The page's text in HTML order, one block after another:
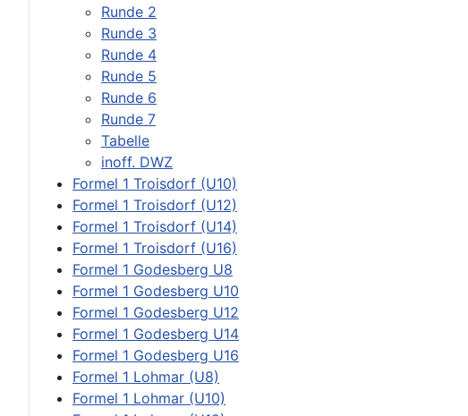
Runde 2
Runde 3
Runde 4
Runde 5
Runde 6
Runde 7
Tabelle
inoff. DWZ
Formel 1 Troisdorf (U10)
Formel 1 Troisdorf (U12)
Formel 1 Troisdorf (U14)
Formel 1 Troisdorf (U16)
Formel 1 Godesberg U8
Formel 1 Godesberg U10
Formel 1 Godesberg U12
Formel 1 Godesberg U14
Formel 1 Godesberg U16
Formel 1 Lohmar (U8)
Formel 1 Lohmar (U10)